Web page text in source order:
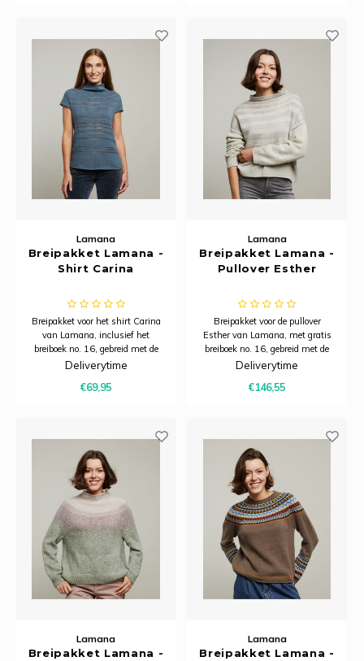
Lamana
Breipakket Lamana -
Shirt Carina
Breipakket voor het shirt Carina
van Lamana, inclusief het
breiboek no. 16, gebreid met de
Cosma en Premia.
Deliverytime
€69,95
Lamana
Breipakket Lamana -
Pullover Esther
Breipakket voor de pullover
Esther van Lamana, met gratis
breiboek no. 16, gebreid met de
Roma en Como Cashmere.
Deliverytime
€146,55
Lamana
Breipakket Lamana -
Lamana
Breipakket Lamana -